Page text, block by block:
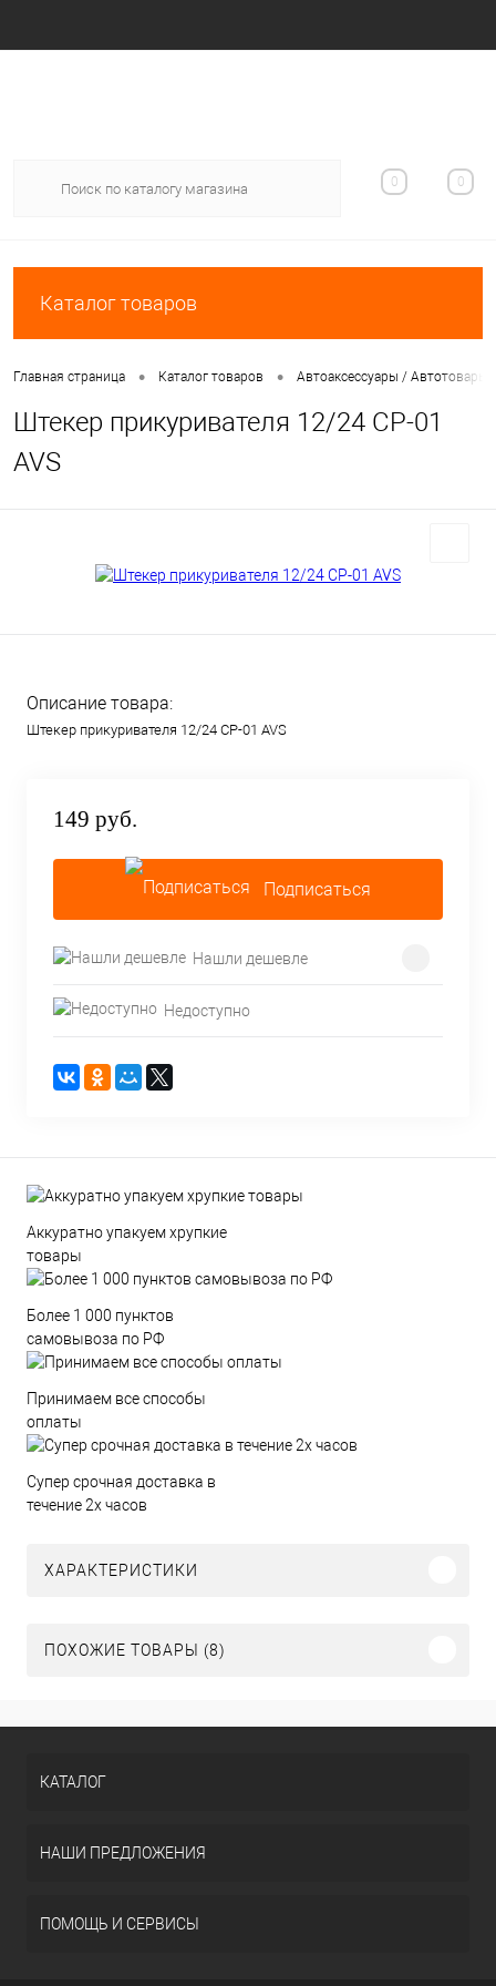
0 0
Каталог товаров
Главная страница • Каталог товаров • Автоаксессуары / Автотовары
Штекер прикуривателя 12/24 CP-01
AVS
Описание товара:
Штекер прикуривателя 12/24 CP-01 AVS
149 руб.
Подписаться
Нашли дешевле
Недоступно
Аккуратно упакуем хрупкие
товары
Более 1 000 пунктов
самовывоза по РФ
Принимаем все способы
оплаты
Супер срочная доставка в
течение 2х часов
ХАРАКТЕРИСТИКИ
ПОХОЖИЕ ТОВАРЫ (8)
КАТАЛОГ
НАШИ ПРЕДЛОЖЕНИЯ
ПОМОЩЬ И СЕРВИСЫ